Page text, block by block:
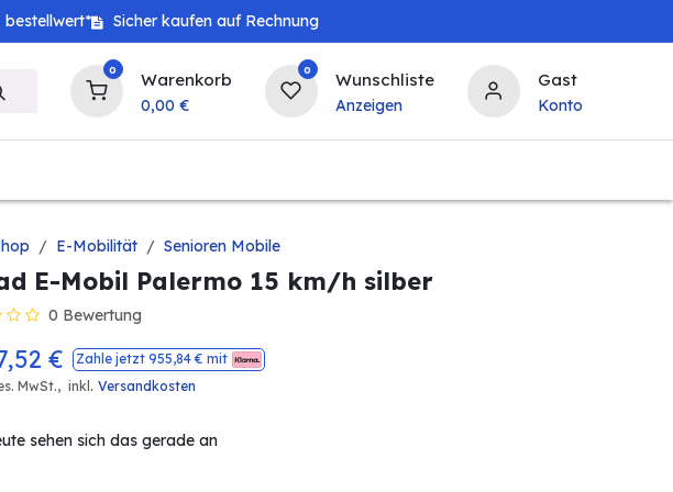
bestellwert* Sicher kaufen auf Rechnung
0 Warenkorb
0,00 €
0 Wunschliste
Anzeigen
Gast
Konto
E-Mobilität Senioren Mobile
E-Mobil Palermo 15 km/h silber
0 Bewertung
€ Zahle jetzt 955,84€ mit
MwSt., inkl . Versandkosten
sehen sich das gerade an